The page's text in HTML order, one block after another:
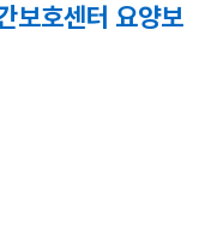
보호센터 요양보